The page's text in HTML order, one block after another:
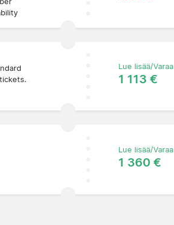
Lue lisää/Varaa
1 113 €
Lue lisää/Varaa
1 360 €